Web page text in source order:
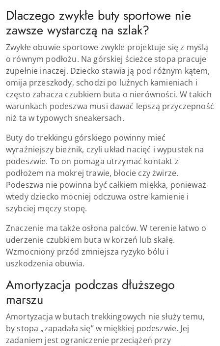
Dlaczego zwykłe buty sportowe nie
zawsze wystarczą na szlak?
Zwykłe obuwie sportowe zwykle projektuje się z myślą
o równym podłożu. Na górskiej ścieżce stopa pracuje
zupełnie inaczej. Dziecko stawia ją pod różnym kątem,
omija przeszkody, schodzi po luźnych kamieniach i
często zahacza czubkiem buta o nierówności. W takich
warunkach podeszwa musi dawać lepszą przyczepność
niż ta w typowych sneakersach.
Buty do trekkingu górskiego powinny mieć
wyraźniejszy bieżnik, czyli układ nacięć i wypustek na
podeszwie. To on pomaga utrzymać kontakt z
podłożem na mokrej trawie, błocie czy żwirze.
Podeszwa nie powinna być całkiem miękka, ponieważ
wtedy dziecko mocniej odczuwa ostre kamienie i
szybciej męczy stopę.
Znaczenie ma także osłona palców. W terenie łatwo o
uderzenie czubkiem buta w korzeń lub skałę.
Wzmocniony przód zmniejsza ryzyko bólu i
uszkodzenia obuwia.
Amortyzacja podczas dłuższego
marszu
Amortyzacja w butach trekkingowych nie służy temu,
by stopa „zapadała się” w miękkiej podeszwie. Jej
zadaniem jest ograniczenie przeciążeń przy